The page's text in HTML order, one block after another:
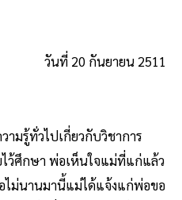
วันที่ 20 กันยายน 2511
ามรู้ทั่วไปเกี่ยวกับวิชาการ
ว้ศึกษา พ่อเห็นใจแม่ที่แก่แล้ว
ไม่นานมานี้แม่ได้แจ้งแก่พ่อขอ